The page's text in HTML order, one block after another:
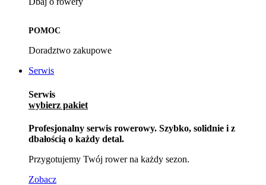
POMOC
Doradztwo zakupowe
Serwis
Serwis
wybierz pakiet
Profesjonalny serwis rowerowy. Szybko, solidnie i z
dbałością o każdy detal.
Przygotujemy Twój rower na każdy sezon.
Zobacz